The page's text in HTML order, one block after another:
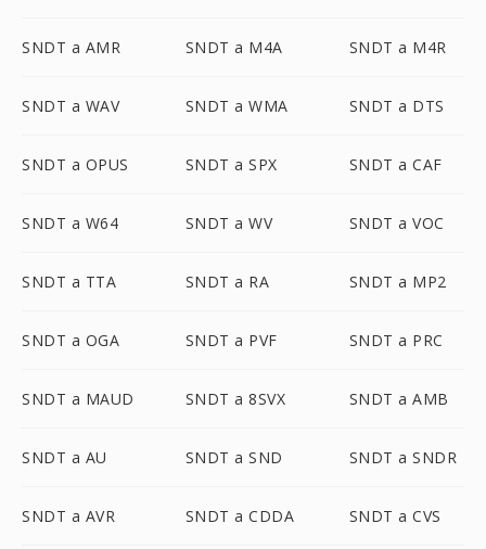
SNDT a AMR SNDT a M4A SNDT a M4R
SNDT a WAV SNDT a WMA SNDT a DTS
SNDT a OPUS SNDT a SPX SNDT a CAF
SNDT a W64 SNDT a WV SNDT a VOC
SNDT a TTA SNDT a RA SNDT a MP2
SNDT a OGA SNDT a PVF SNDT a PRC
SNDT a MAUD SNDT a 8SVX SNDT a AMB
SNDT a AU SNDT a SND SNDT a SNDR
SNDT a AVR SNDT a CDDA SNDT a CVS